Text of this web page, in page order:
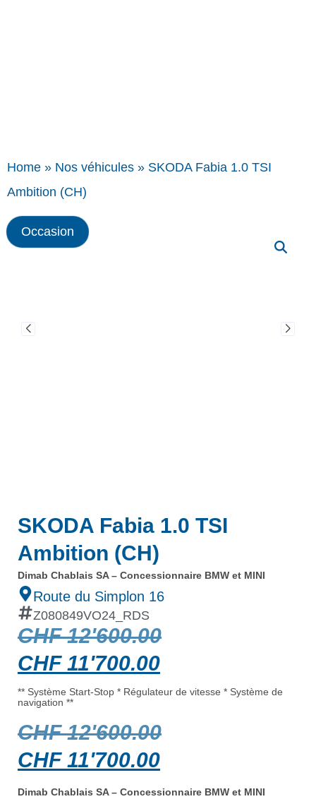
Home » Nos véhicules » SKODA Fabia 1.0 TSI
Ambition (CH)
Occasion
SKODA Fabia 1.0 TSI
Ambition (CH)
Dimab Chablais SA – Concessionnaire BMW et MINI
Route du Simplon 16
Z080849VO24_RDS
CHF12'600.00
CHF11'700.00
** Système Start-Stop * Régulateur de vitesse * Système de
navigation **
CHF12'600.00
CHF11'700.00
Dimab Chablais SA – Concessionnaire BMW et MINI